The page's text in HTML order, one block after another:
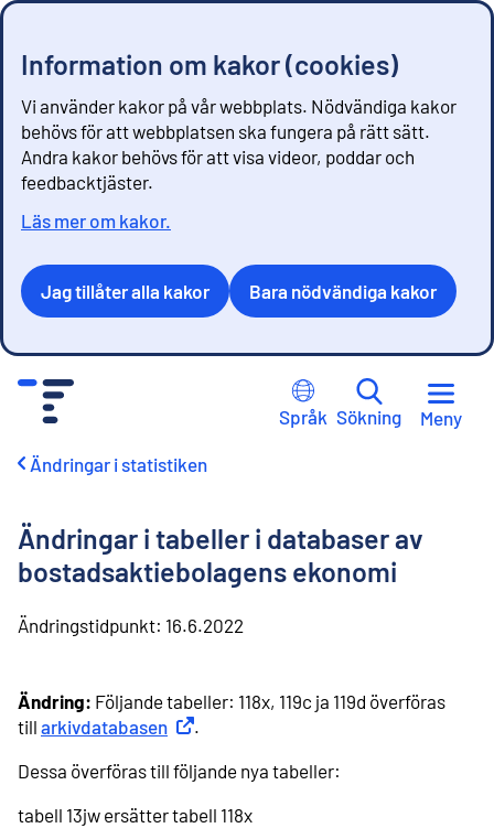
Information om kakor (cookies)
Vi använder kakor på vår webbplats. Nödvändiga kakor
behövs för att webbplatsen ska fungera på rätt sätt.
Andra kakor behövs för att visa videor, poddar och
feedbacktjäster.
Läs mer om kakor.
Jag tillåter alla kakor Bara nödvändiga kakor
Språk Sökning Meny
Ändringar i statistiken
Ändringar i tabeller i databaser av
bostadsaktiebolagens ekonomi
Ändringstidpunkt: 16.6.2022
Ändring: Följande tabeller: 118x, 119c ja 119d överföras
till arkivdatabasen Extern länk
.
Dessa överföras till följande nya tabeller:
tabell 13jw ersätter tabell 118x